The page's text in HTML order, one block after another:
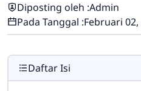
Diposting oleh :Admin
Pada Tanggal :Februari 02,
Daftar Isi